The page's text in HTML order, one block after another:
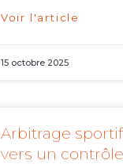
Voir l'article
15 octobre 2025
Arbitrage sportif
vers un contrôle